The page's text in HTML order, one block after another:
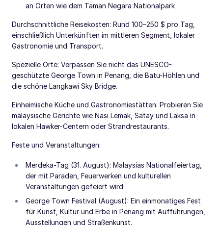
an Orten wie dem Taman Negara Nationalpark
Durchschnittliche Reisekosten: Rund 100–250 $ pro Tag,
einschließlich Unterkünften im mittleren Segment, lokaler
Gastronomie und Transport.
Spezielle Orte: Verpassen Sie nicht das UNESCO-
geschützte George Town in Penang, die Batu-Höhlen und
die schöne Langkawi Sky Bridge.
Einheimische Küche und Gastronomiestätten: Probieren Sie
malaysische Gerichte wie Nasi Lemak, Satay und Laksa in
lokalen Hawker-Centern oder Strandrestaurants.
Feste und Veranstaltungen:
Merdeka-Tag (31. August): Malaysias Nationalfeiertag,
der mit Paraden, Feuerwerken und kulturellen
Veranstaltungen gefeiert wird.
George Town Festival (August): Ein einmonatiges Fest
für Kunst, Kultur und Erbe in Penang mit Aufführungen,
Ausstellungen und Straßenkunst.